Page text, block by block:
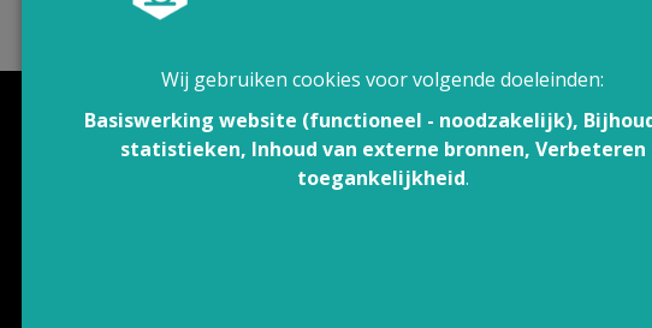
Wij gebruiken cookies voor volgende doeleinden:
Basiswerking website (functioneel - noodzakelijk),
statistieken, Inhoud van externe bronnen, Verbeteren
toegankelijkheid.